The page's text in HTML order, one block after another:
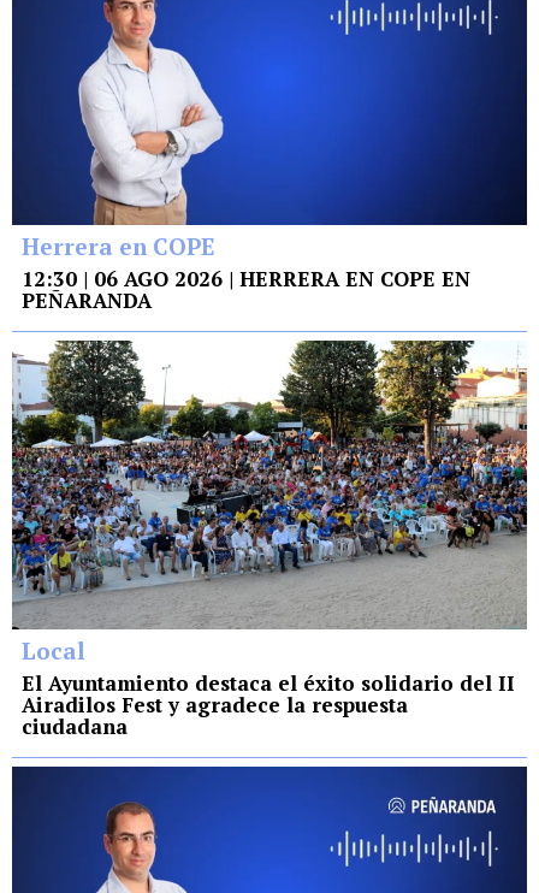
Herrera en COPE
12:30 | 06 AGO 2026 | HERRERA EN COPE EN
PEÑARANDA
Local
El Ayuntamiento destaca el éxito solidario del II
Airadilos Fest y agradece la respuesta
ciudadana